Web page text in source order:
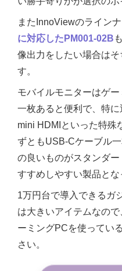
またInnoViewのライン
に対応したPM001-02B
像出力をしたい場合は
す。
モバイルモニターはゲ
一枚あると便利で、特
mini HDMIといった特殊
ずともUSB-Cケーブル
の良いものがスタンダ
すすめしやすい製品とな
1万円台で導入できるガ
は大きいアイテムなの
ーミングPCを使ってい
さい。